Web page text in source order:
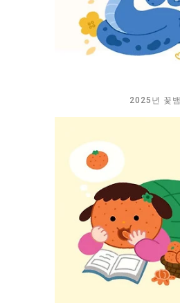
2025년 꽃뱀